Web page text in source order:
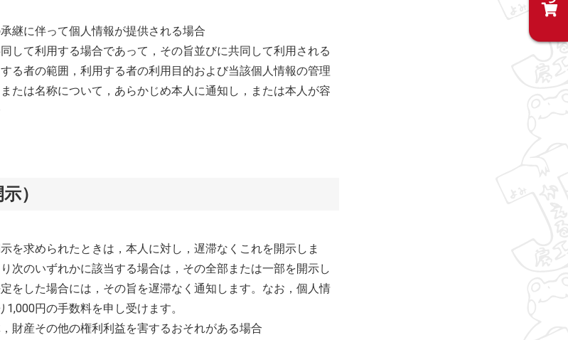
継に伴って個人情報が提供される場合
して利用する場合であって，その旨並びに共同して利用される
る者の範囲，利用する者の利用目的および当該個人情報の管理
たは名称について，あらかじめ本人に通知し，または本人が容
）
を求められたときは，本人に対し，遅滞なくこれを開示しま
次のいずれかに該当する場合は，その全部または一部を開示し
をした場合には，その旨を遅滞なく通知します。なお，個人情
円の手数料を申し受けます。
財産その他の権利利益を害するおそれがある場合